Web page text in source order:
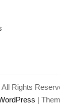
Rights
|